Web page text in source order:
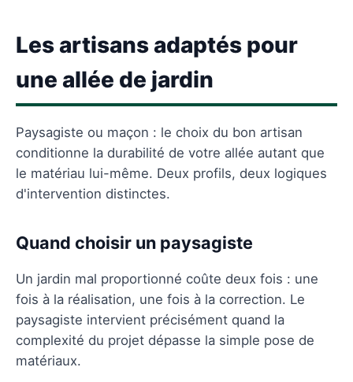
Les artisans adaptés pour
une allée de jardin
Paysagiste ou maçon : le choix du bon artisan
conditionne la durabilité de votre allée autant que
le matériau lui-même. Deux profils, deux logiques
d'intervention distinctes.
Quand choisir un paysagiste
Un jardin mal proportionné coûte deux fois : une
fois à la réalisation, une fois à la correction. Le
paysagiste intervient précisément quand la
complexité du projet dépasse la simple pose de
matériaux.